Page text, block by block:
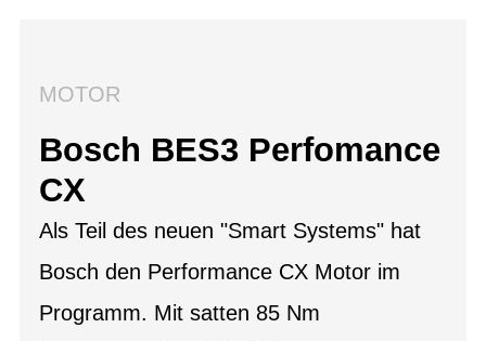
MOTOR
Bosch BES3 Perfomance
CX
Als Teil des neuen "Smart Systems" hat
Bosch den Performance CX Motor im
Programm. Mit satten 85 Nm